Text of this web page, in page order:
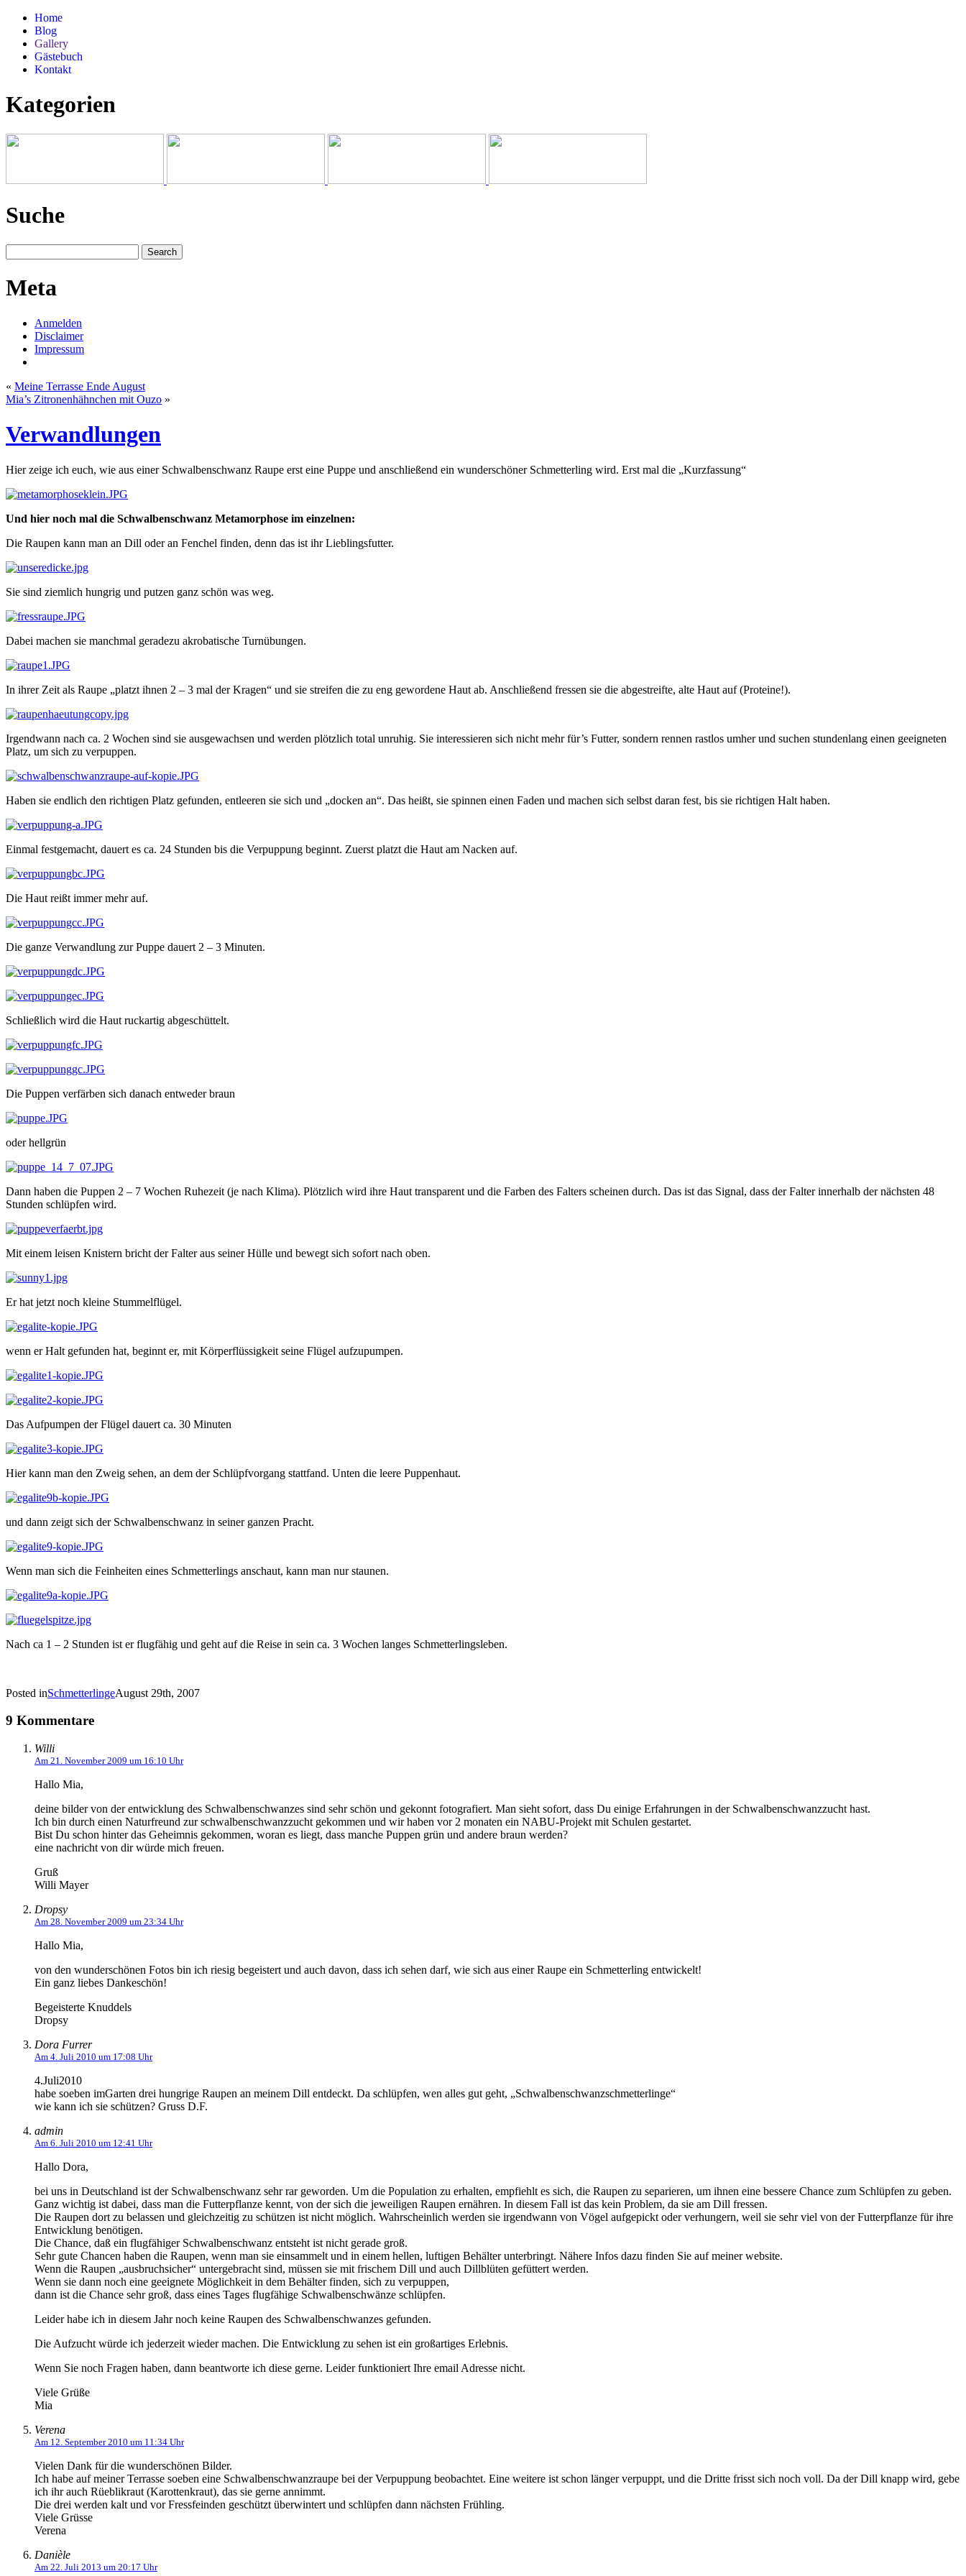
Home
Blog
Gallery
Gästebuch
Kontakt
Kategorien
Suche
Meta
Anmelden
Disclaimer
Impressum
« Meine Terrasse Ende August
Mia’s Zitronenhähnchen mit Ouzo »
Verwandlungen
Hier zeige ich euch, wie aus einer Schwalbenschwanz Raupe erst eine Puppe und anschließend ein wunderschöner Schmetterling wird. Erst mal die „Kurzfassung“
Und hier noch mal die Schwalbenschwanz Metamorphose im einzelnen:
Die Raupen kann man an Dill oder an Fenchel finden, denn das ist ihr Lieblingsfutter.
Sie sind ziemlich hungrig und putzen ganz schön was weg.
Dabei machen sie manchmal geradezu akrobatische Turnübungen.
In ihrer Zeit als Raupe „platzt ihnen 2 – 3 mal der Kragen“ und sie streifen die zu eng gewordene Haut ab. Anschließend fressen sie die abgestreifte, alte Haut auf (Proteine!).
Irgendwann nach ca. 2 Wochen sind sie ausgewachsen und werden plötzlich total unruhig. Sie interessieren sich nicht mehr für’s Futter, sondern rennen rastlos umher und suchen stundenlang einen geeigneten
Platz, um sich zu verpuppen.
Haben sie endlich den richtigen Platz gefunden, entleeren sie sich und „docken an“. Das heißt, sie spinnen einen Faden und machen sich selbst daran fest, bis sie richtigen Halt haben.
Einmal festgemacht, dauert es ca. 24 Stunden bis die Verpuppung beginnt. Zuerst platzt die Haut am Nacken auf.
Die Haut reißt immer mehr auf.
Die ganze Verwandlung zur Puppe dauert 2 – 3 Minuten.
Schließlich wird die Haut ruckartig abgeschüttelt.
Die Puppen verfärben sich danach entweder braun
oder hellgrün
Dann haben die Puppen 2 – 7 Wochen Ruhezeit (je nach Klima). Plötzlich wird ihre Haut transparent und die Farben des Falters scheinen durch. Das ist das Signal, dass der Falter innerhalb der nächsten 48
Stunden schlüpfen wird.
Mit einem leisen Knistern bricht der Falter aus seiner Hülle und bewegt sich sofort nach oben.
Er hat jetzt noch kleine Stummelflügel.
wenn er Halt gefunden hat, beginnt er, mit Körperflüssigkeit seine Flügel aufzupumpen.
Das Aufpumpen der Flügel dauert ca. 30 Minuten
Hier kann man den Zweig sehen, an dem der Schlüpfvorgang stattfand. Unten die leere Puppenhaut.
und dann zeigt sich der Schwalbenschwanz in seiner ganzen Pracht.
Wenn man sich die Feinheiten eines Schmetterlings anschaut, kann man nur staunen.
Nach ca 1 – 2 Stunden ist er flugfähig und geht auf die Reise in sein ca. 3 Wochen langes Schmetterlingsleben.
Posted inSchmetterlingeAugust 29th, 2007
9 Kommentare
Willi
Am 21. November 2009 um 16:10 Uhr
Hallo Mia,
deine bilder von der entwicklung des Schwalbenschwanzes sind sehr schön und gekonnt fotografiert. Man sieht sofort, dass Du einige Erfahrungen in der Schwalbenschwanzzucht hast.
Ich bin durch einen Naturfreund zur schwalbenschwanzzucht gekommen und wir haben vor 2 monaten ein NABU-Projekt mit Schulen gestartet.
Bist Du schon hinter das Geheimnis gekommen, woran es liegt, dass manche Puppen grün und andere braun werden?
eine nachricht von dir würde mich freuen.
Gruß
Willi Mayer
Dropsy
Am 28. November 2009 um 23:34 Uhr
Hallo Mia,
von den wunderschönen Fotos bin ich riesig begeistert und auch davon, dass ich sehen darf, wie sich aus einer Raupe ein Schmetterling entwickelt!
Ein ganz liebes Dankeschön!
Begeisterte Knuddels
Dropsy
Dora Furrer
Am 4. Juli 2010 um 17:08 Uhr
4.Juli2010
habe soeben imGarten drei hungrige Raupen an meinem Dill entdeckt. Da schlüpfen, wen alles gut geht, „Schwalbenschwanzschmetterlinge“
wie kann ich sie schützen? Gruss D.F.
admin
Am 6. Juli 2010 um 12:41 Uhr
Hallo Dora,
bei uns in Deutschland ist der Schwalbenschwanz sehr rar geworden. Um die Population zu erhalten, empfiehlt es sich, die Raupen zu separieren, um ihnen eine bessere Chance zum Schlüpfen zu geben.
Ganz wichtig ist dabei, dass man die Futterpflanze kennt, von der sich die jeweiligen Raupen ernähren. In diesem Fall ist das kein Problem, da sie am Dill fressen.
Die Raupen dort zu belassen und gleichzeitig zu schützen ist nicht möglich. Wahrscheinlich werden sie irgendwann von Vögel aufgepickt oder verhungern, weil sie sehr viel von der Futterpflanze für ihre
Entwicklung benötigen.
Die Chance, daß ein flugfähiger Schwalbenschwanz entsteht ist nicht gerade groß.
Sehr gute Chancen haben die Raupen, wenn man sie einsammelt und in einem hellen, luftigen Behälter unterbringt. Nähere Infos dazu finden Sie auf meiner website.
Wenn die Raupen „ausbruchsicher“ untergebracht sind, müssen sie mit frischem Dill und auch Dillblüten gefüttert werden.
Wenn sie dann noch eine geeignete Möglichkeit in dem Behälter finden, sich zu verpuppen,
dann ist die Chance sehr groß, dass eines Tages flugfähige Schwalbenschwänze schlüpfen.
Leider habe ich in diesem Jahr noch keine Raupen des Schwalbenschwanzes gefunden.
Die Aufzucht würde ich jederzeit wieder machen. Die Entwicklung zu sehen ist ein großartiges Erlebnis.
Wenn Sie noch Fragen haben, dann beantworte ich diese gerne. Leider funktioniert Ihre email Adresse nicht.
Viele Grüße
Mia
Verena
Am 12. September 2010 um 11:34 Uhr
Vielen Dank für die wunderschönen Bilder.
Ich habe auf meiner Terrasse soeben eine Schwalbenschwanzraupe bei der Verpuppung beobachtet. Eine weitere ist schon länger verpuppt, und die Dritte frisst sich noch voll. Da der Dill knapp wird, gebe
ich ihr auch Rüeblikraut (Karottenkraut), das sie gerne annimmt.
Die drei werden kalt und vor Fressfeinden geschützt überwintert und schlüpfen dann nächsten Frühling.
Viele Grüsse
Verena
Danièle
Am 22. Juli 2013 um 20:17 Uhr